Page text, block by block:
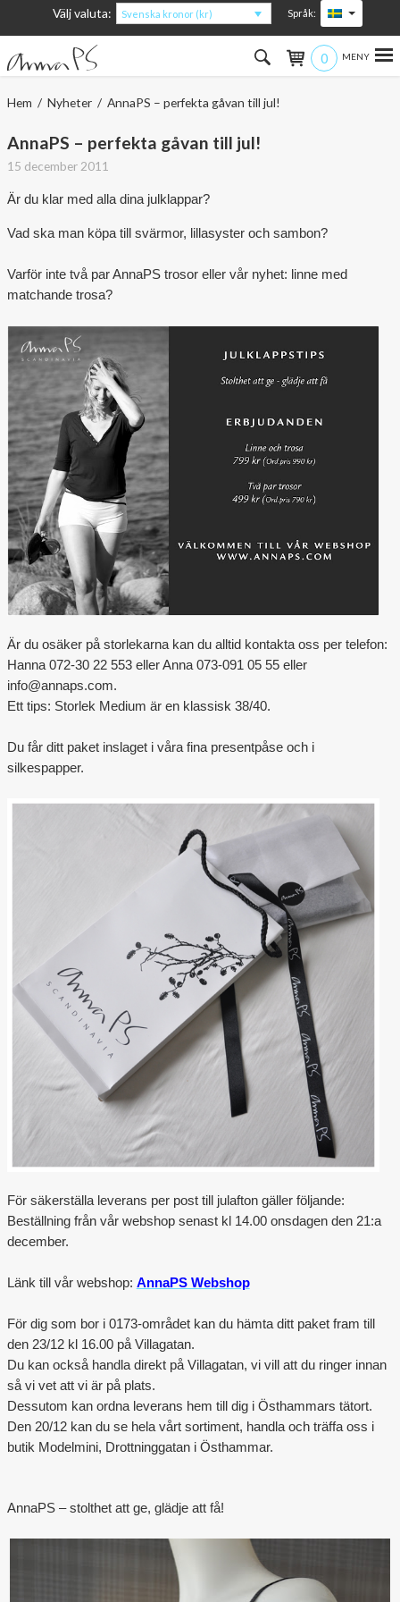
Välj valuta: Svenska kronor (kr) Språk:
0
Hem
Kvinna
Om produkterna
Om AnnaPS
Erbjudanden
Outlet
Hem / Nyheter/ AnnaPS – perfekta gåvan till jul!
AnnaPS – perfekta gåvan till jul!
15 december 2011
Är du klar med alla dina julklappar?
Vad ska man köpa till svärmor, lillasyster och sambon?
Varför inte två par AnnaPS trosor eller vår nyhet: linne med
matchande trosa?
Är du osäker på storlekarna kan du alltid kontakta oss per telefon:
Hanna 072-30 22 553 eller Anna 073-091 05 55 eller
info@annaps.com.
Ett tips: Storlek Medium är en klassisk 38/40.
Du får ditt paket inslaget i våra fina presentpåse och i
silkespapper.
För säkerställa leverans per post till julafton gäller följande:
Beställning från vår webshop senast kl 14.00 onsdagen den 21:a
december.
Länk till vår webshop: AnnaPS Webshop
För dig som bor i 0173-området kan du hämta ditt paket fram till
den 23/12 kl 16.00 på Villagatan.
Du kan också handla direkt på Villagatan, vi vill att du ringer innan
så vi vet att vi är på plats.
Dessutom kan ordna leverans hem till dig i Östhammars tätort.
Den 20/12 kan du se hela vårt sortiment, handla och träffa oss i
butik Modelmini, Drottninggatan i Östhammar.
AnnaPS – stolthet att ge, glädje att få!